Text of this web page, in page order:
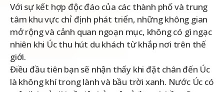
Với sự kết hợp độc đáo của các thành phố và trung
tâm khu vực chỉ định phát triển, những không gian
mở rộng và cảnh quan ngoạn mục, không có gì ngạc
nhiên khi Úc thu hút du khách từ khắp nơi trên thế
giới.
Điều đầu tiên bạn sẽ nhận thấy khi đặt chân đến Úc
là không khí trong lành và bầu trời xanh. Nước Úc có